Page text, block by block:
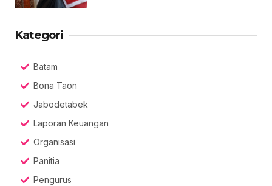
Kategori
Batam
Bona Taon
Jabodetabek
Laporan Keuangan
Organisasi
Panitia
Pengurus